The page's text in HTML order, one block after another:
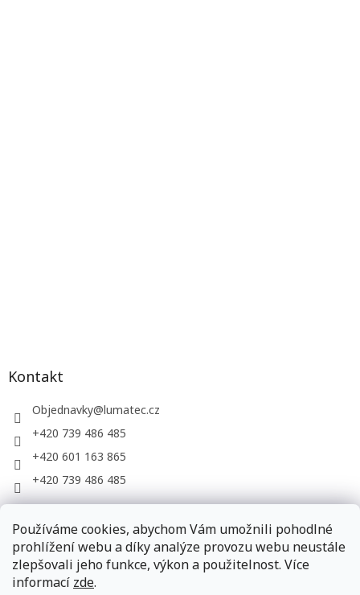
Používáme cookies, abychom Vám umožnili pohodlné
prohlížení webu a díky analýze provozu webu neustále
zlepšovali jeho funkce, výkon a použitelnost. Více
informací zde.
Kontakt
Objednavky@lumatec.cz
+420 739 486 485
+420 601 163 865
+420 739 486 485
LUMATEC, s.r.o. - web společnosti